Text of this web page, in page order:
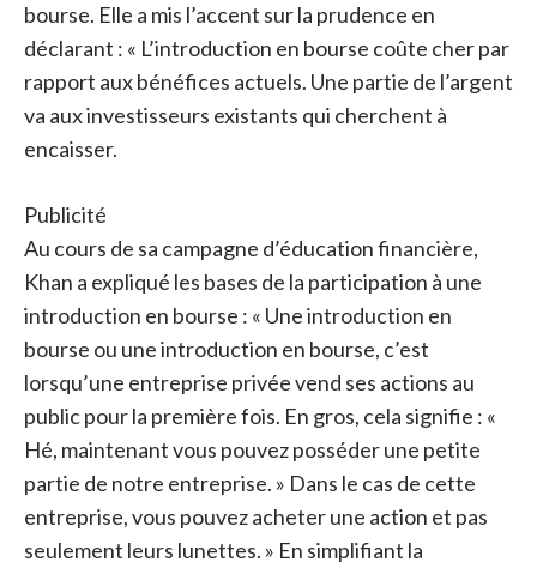
bourse. Elle a mis l’accent sur la prudence en
déclarant : « L’introduction en bourse coûte cher par
rapport aux bénéfices actuels. Une partie de l’argent
va aux investisseurs existants qui cherchent à
encaisser.
Publicité
Au cours de sa campagne d’éducation financière,
Khan a expliqué les bases de la participation à une
introduction en bourse : « Une introduction en
bourse ou une introduction en bourse, c’est
lorsqu’une entreprise privée vend ses actions au
public pour la première fois. En gros, cela signifie : «
Hé, maintenant vous pouvez posséder une petite
partie de notre entreprise. » Dans le cas de cette
entreprise, vous pouvez acheter une action et pas
seulement leurs lunettes. » En simplifiant la